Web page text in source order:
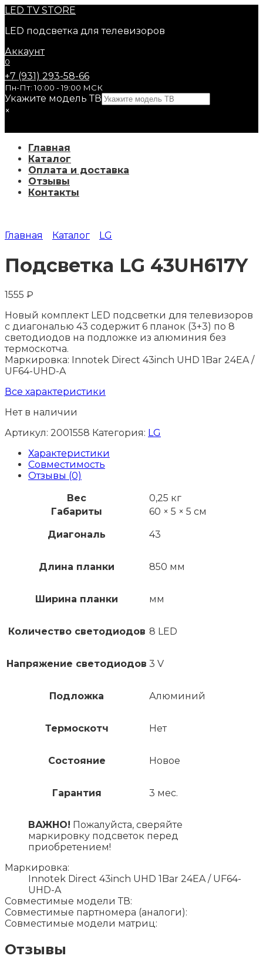
Перейти
содержанию
LED TV STORE
LED подсветка для телевизоров
Аккаунт
0
+7 (931) 293-58-66
Пн-Пт: 10:00 - 19:00 МСК
Укажите модель ТВ
×
Главная
Каталог
Оплата и доставка
Отзывы
Контакты
Главная Каталог LG
Подсветка LG 43UH617Y
1555 ₽
Новый комплект LED подсветки для телевизоров
с диагональю 43 содержит 6 планок (3+3) по 8
светодиодов на подложке из алюминия без
термоскотча.
Маркировка: Innotek Direct 43inch UHD 1Bar 24EA /
UF64-UHD-A
Все характеристики
Нет в наличии
Артикул: 2001558 Категория: LG
Характеристики
Совместимость
Отзывы (0)
Вес
0,25 кг
Габариты
60 × 5 × 5 см
Диагональ 43
Длина планки 850 мм
Ширина планки мм
Количество светодиодов 8 LED
Напряжение светодиодов 3 V
Подложка Алюминий
Термоскотч Нет
Состояние Новое
Гарантия 3 мес.
ВАЖНО! Пожалуйста, сверяйте
маркировку подсветок перед
приобретением!
Маркировка:
Innotek Direct 43inch UHD 1Bar 24EA / UF64-
UHD-A
Совместимые модели ТВ:
Совместимые партномера (аналоги):
Совместимые модели матриц:
Отзывы